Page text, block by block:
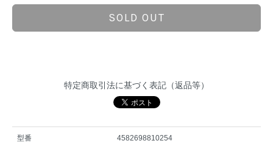
SOLD OUT
特定商取引法に基づく表記（返品等）
型番 4582698810254